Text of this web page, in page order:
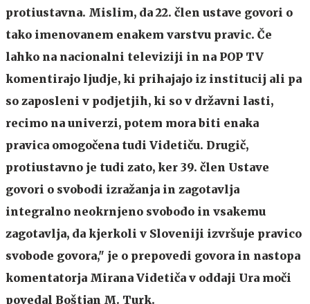
protiustavna. Mislim, da 22. člen ustave govori o
tako imenovanem enakem varstvu pravic. Če
lahko na nacionalni televiziji in na POP TV
komentirajo ljudje, ki prihajajo iz institucij ali pa
so zaposleni v podjetjih, ki so v državni lasti,
recimo na univerzi, potem mora biti enaka
pravica omogočena tudi Videtiču. Drugič,
protiustavno je tudi zato, ker 39. člen Ustave
govori o svobodi izražanja in zagotavlja
integralno neokrnjeno svobodo in vsakemu
zagotavlja, da kjerkoli v Sloveniji izvršuje pravico
svobode govora," je o prepovedi govora in nastopa
komentatorja Mirana Videtiča v oddaji Ura moči
povedal Boštjan M. Turk.